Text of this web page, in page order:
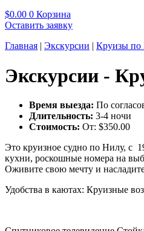
$0.00 0 Корзина
Оставить заявку
Главная | Экскурсии | Круизы по
Экскурсии -
Время выезда: По
Длительность: 3-4 ночи
Стоимость: От: $350.00
Это круизное судно по Нилу, c
кухни, роскошные номера на
Оживите свою мечту и
Удобства в каютах: Круизные